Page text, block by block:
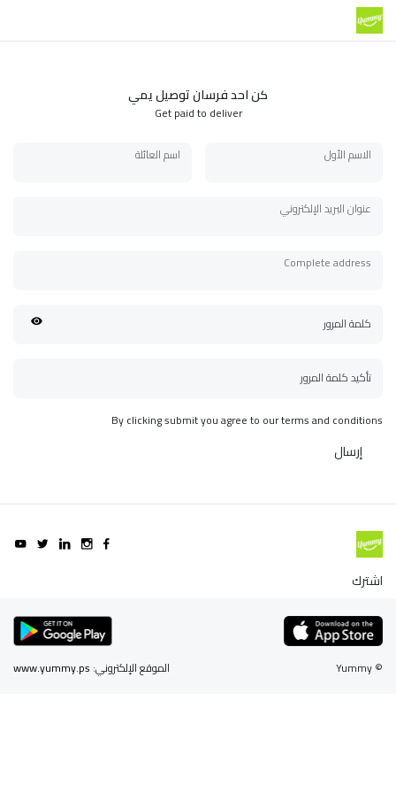
كن احد فرسان توصيل يمي
Get paid to deliver
الاسم الأول اسم العائلة
عنوان البريد الإلكتروني
Complete address
كلمة المرور
تأكيد كلمة المرور
By clicking submit you agree to our terms and conditions
إرسال
اشترك
© Yummy الموقع الإلكتروني: www.yummy.ps